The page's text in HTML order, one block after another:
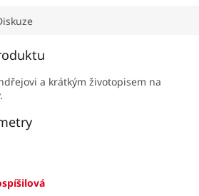
a krátkým životopisem na